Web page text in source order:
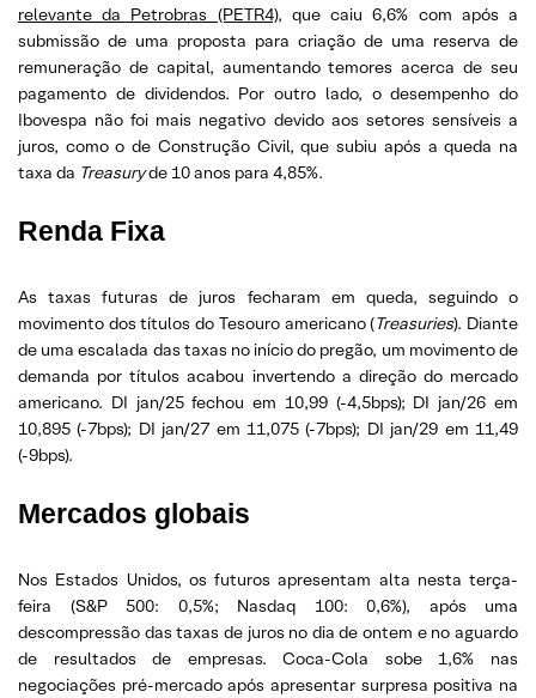
relevante da Petrobras (PETR4), que caiu 6,6% com após a
submissão de uma proposta para criação de uma reserva de
remuneração de capital, aumentando temores acerca de seu
pagamento de dividendos. Por outro lado, o desempenho do
Ibovespa não foi mais negativo devido aos setores sensíveis a
juros, como o de Construção Civil, que subiu após a queda na
taxa da Treasuryde 10 anos para 4,85%.
Renda Fixa
As taxas futuras de juros fecharam em queda, seguindo o
movimento dos títulos do Tesouro americano (Treasuries). Diante
de uma escalada das taxas no início do pregão, um movimento de
demanda por títulos acabou invertendo a direção do mercado
americano. DI jan/25 fechou em 10,99 (-4,5bps); DI jan/26 em
10,895 (-7bps); DI jan/27 em 11,075 (-7bps); DI jan/29 em 11,49
(-9bps).
Mercados globais
Nos Estados Unidos, os futuros apresentam alta nesta terça-
feira (S&P 500: 0,5%; Nasdaq 100: 0,6%), após uma
descompressão das taxas de juros no dia de ontem e no aguardo
de resultados de empresas. Coca-Cola sobe 1,6% nas
negociações pré-mercado após apresentar surpresa positiva na